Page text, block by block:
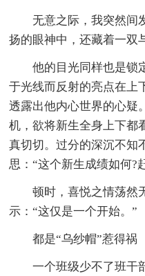
无意之际，我突然间
扬的眼神中，还藏着一双
他的目光同样也是锁
于光线而反射的亮点在上
透露出他内心世界的心疑
机，欲将新生全身上下都
真切切。过分的深沉不知
思：“这个新生成绩如何?
顿时，喜悦之情荡然
示：“这仅是一个开始。”
都是“乌纱帽”惹得祸
一个班级少不了班干部